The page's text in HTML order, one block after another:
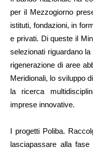
per il Mezzogiorno
istituti, fondazioni, in
e privati. Di queste il
selezionati riguardano
rigenerazione di aree
Meridionali, lo sviluppo
la ricerca
imprese innovative.
I progetti Poliba.
lasciapassare alla